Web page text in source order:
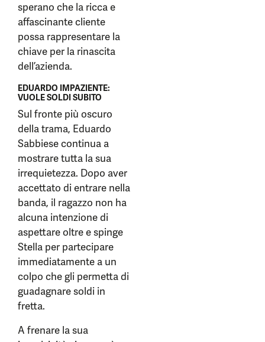
sperano che la ricca e
affascinante cliente
possa rappresentare la
chiave per la rinascita
dell’azienda.
EDUARDO IMPAZIENTE:
VUOLE SOLDI SUBITO
Sul fronte più oscuro
della trama, Eduardo
Sabbiese continua a
mostrare tutta la sua
irrequietezza. Dopo aver
accettato di entrare nella
banda, il ragazzo non ha
alcuna intenzione di
aspettare oltre e spinge
Stella per partecipare
immediatamente a un
colpo che gli permetta di
guadagnare soldi in
fretta.
A frenare la sua